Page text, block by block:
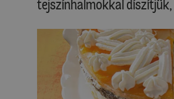
tejszínhalmokkal